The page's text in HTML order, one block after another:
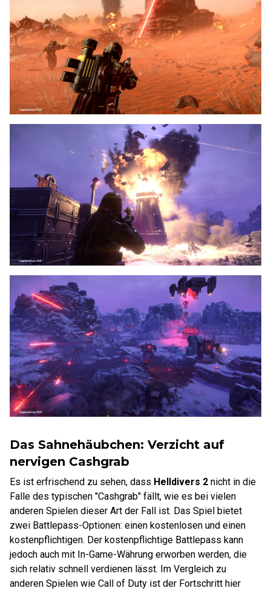
Das Sahnehäubchen: Verzicht auf
nervigen Cashgrab
Es ist erfrischend zu sehen, dass Helldivers 2 nicht in die
Falle des typischen "Cashgrab" fällt, wie es bei vielen
anderen Spielen dieser Art der Fall ist. Das Spiel bietet
zwei Battlepass-Optionen: einen kostenlosen und einen
kostenpflichtigen. Der kostenpflichtige Battlepass kann
jedoch auch mit In-Game-Währung erworben werden, die
sich relativ schnell verdienen lässt. Im Vergleich zu
anderen Spielen wie Call of Duty ist der Fortschritt hier